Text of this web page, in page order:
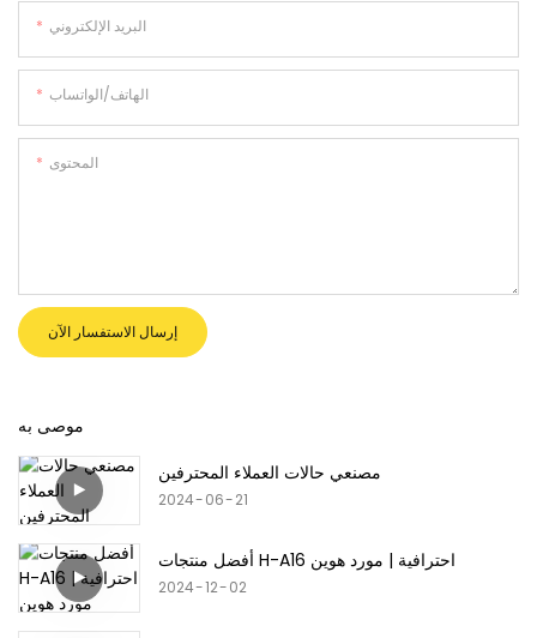
البريد الإلكتروني
الهاتف/الواتساب
المحتوى
إرسال الاستفسار الآن
موصى به
مصنعي حالات العملاء المحترفين
2024 06 21
أفضل منتجات H-A16 احترافية | مورد هوين
2024 12 02